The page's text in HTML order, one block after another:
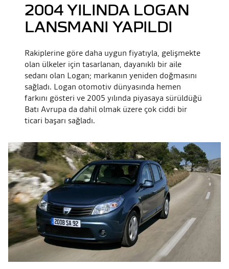
2004 YILINDA LOGAN
LANSMANI YAPILDI
Rakiplerine göre daha uygun fiyatıyla, gelişmekte
olan ülkeler için tasarlanan, dayanıklı bir aile
sedanı olan Logan; markanın yeniden doğmasını
sağladı. Logan otomotiv dünyasında hemen
farkını gösteri ve 2005 yılında piyasaya sürüldüğü
Batı Avrupa da dahil olmak üzere çok ciddi bir
ticari başarı sağladı.